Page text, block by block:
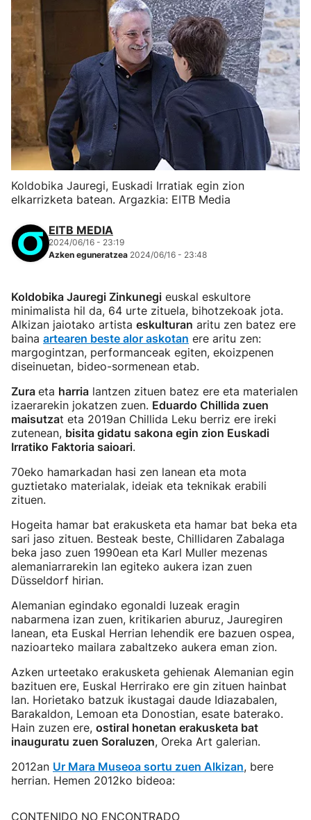
Koldobika Jauregi, Euskadi Irratiak egin zion
elkarrizketa batean. Argazkia: EITB Media
EITB MEDIA
2024/06/16 - 23:19
Azken eguneratzea 2024/06/16 - 23:48
Koldobika Jauregi Zinkunegi euskal eskultore
minimalista hil da, 64 urte zituela, bihotzekoak jota.
Alkizan jaiotako artista eskulturan aritu zen batez ere
baina artearen beste alor askotan ere aritu zen:
margogintzan, performanceak egiten, ekoizpenen
diseinuetan, bideo-sormenean etab.
Zura eta harria lantzen zituen batez ere eta materialen
izaerarekin jokatzen zuen. Eduardo Chillida zuen
maisutzat eta 2019an Chillida Leku berriz ere ireki
zutenean, bisita gidatu sakona egin zion Euskadi
Irratiko Faktoria saioari.
70eko hamarkadan hasi zen lanean eta mota
guztietako materialak, ideiak eta teknikak erabili
zituen.
Hogeita hamar bat erakusketa eta hamar bat beka eta
sari jaso zituen. Besteak beste, Chillidaren Zabalaga
beka jaso zuen 1990ean eta Karl Muller mezenas
alemaniarrarekin lan egiteko aukera izan zuen
Düsseldorf hirian.
Alemanian egindako egonaldi luzeak eragin
nabarmena izan zuen, kritikarien aburuz, Jauregiren
lanean, eta Euskal Herrian lehendik ere bazuen ospea,
nazioarteko mailara zabaltzeko aukera eman zion.
Azken urteetako erakusketa gehienak Alemanian egin
bazituen ere, Euskal Herrirako ere gin zituen hainbat
lan. Horietako batzuk ikustagai daude Idiazabalen,
Barakaldon, Lemoan eta Donostian, esate baterako.
Hain zuzen ere, ostiral honetan erakusketa bat
inauguratu zuen Soraluzen, Oreka Art galerian.
2012an Ur Mara Museoa sortu zuen Alkizan, bere
herrian. Hemen 2012ko bideoa:
CONTENIDO NO ENCONTRADO